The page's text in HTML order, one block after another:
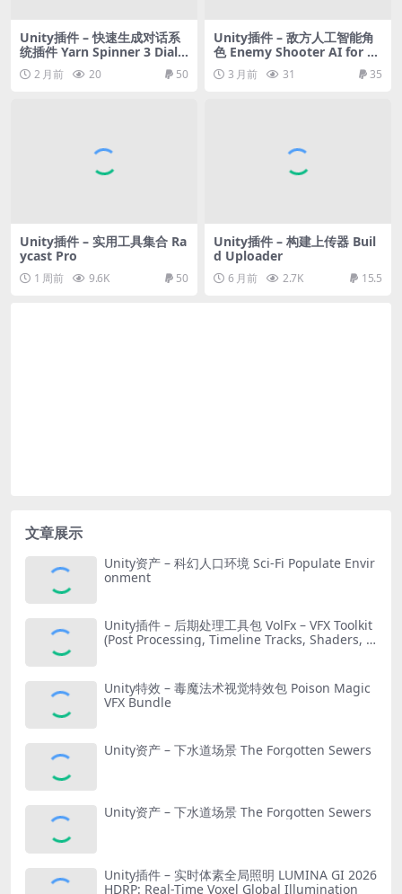
Unity插件 – 快速生成对话系
统插件 Yarn Spinner 3 Dialo
gue System for Game Crea
tor 22 月前 20 50
Unity插件 – 敌方人工智能角
色 Enemy Shooter AI for Pl
aymaker
3 月前 31 35
Unity插件 – 实用工具集合 Ra
ycast Pro
1 周前 9.6K 50
Unity插件 – 构建上传器 Buil
d Uploader
6 月前 2.7K 15.5
文章展示
Unity资产 – 科幻人口环境 Sci-Fi Populate Envir
onment
Unity插件 – 后期处理工具包 VolFx – VFX Toolkit
(Post Processing, Timeline Tracks, Shaders, T
Unity特效 – 毒魔法术视觉特效包 Poison Magic
VFX Bundle
Unity资产 – 下水道场景 The Forgotten Sewers
Unity资产 – 下水道场景 The Forgotten Sewers
Unity插件 – 实时体素全局照明 LUMINA GI 2026
HDRP: Real-Time Voxel Global Illumination